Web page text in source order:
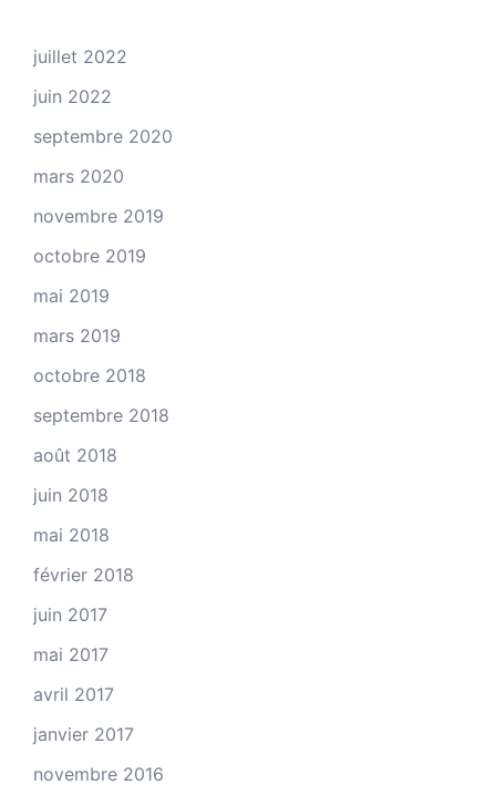
juillet 2022
juin 2022
septembre 2020
mars 2020
novembre 2019
octobre 2019
mai 2019
mars 2019
octobre 2018
septembre 2018
août 2018
juin 2018
mai 2018
février 2018
juin 2017
mai 2017
avril 2017
janvier 2017
novembre 2016